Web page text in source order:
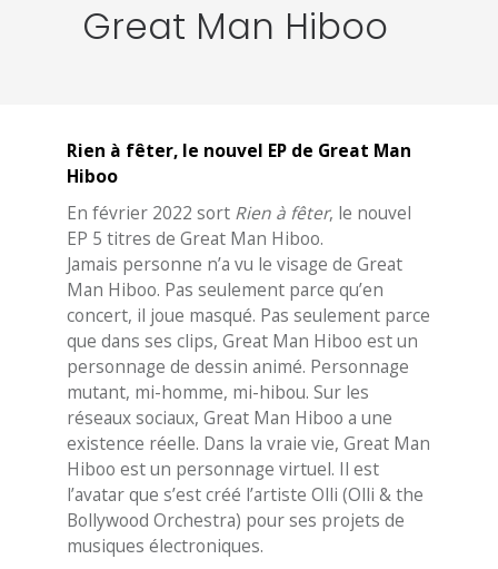
Great Man Hiboo
Rien à fêter, le nouvel EP de Great Man
Hiboo
En février 2022 sort Rien à fêter, le nouvel
EP 5 titres de Great Man Hiboo.
Jamais personne n’a vu le visage de Great
Man Hiboo. Pas seulement parce qu’en
concert, il joue masqué. Pas seulement parce
que dans ses clips, Great Man Hiboo est un
personnage de dessin animé. Personnage
mutant, mi-homme, mi-hibou. Sur les
réseaux sociaux, Great Man Hiboo a une
existence réelle. Dans la vraie vie, Great Man
Hiboo est un personnage virtuel. Il est
l’avatar que s’est créé l’artiste Olli (Olli & the
Bollywood Orchestra) pour ses projets de
musiques électroniques.